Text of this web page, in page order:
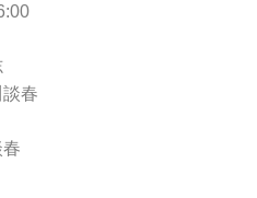
談春
春